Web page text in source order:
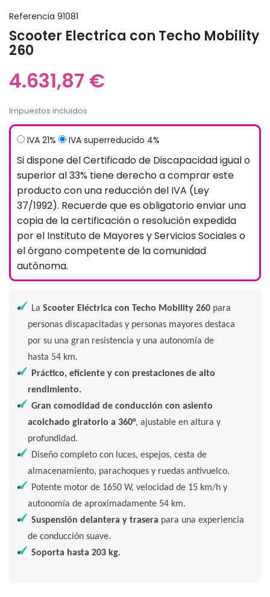
Referencia 91081
Scooter Electrica con Techo Mobility
260
4.631,87 €
Impuestos incluidos
IVA 21% IVA superreducido 4%
Si dispone del Certificado de Discapacidad igual o
superior al 33% tiene derecho a comprar este
producto con una reducción del IVA (Ley
37/1992). Recuerde que es obligatorio enviar una
copia de la certificación o resolución expedida
por el Instituto de Mayores y Servicios Sociales o
el órgano competente de la comunidad
autónoma.
LaScooter Eléctrica con Techo Mobility 260 para
personas discapacitadas y personas mayores destaca
por su una gran resistencia y una autonomía de
hasta 54 km.
Práctico, eficiente y con prestaciones de alto
rendimiento.
Gran comodidad de conducción con asiento
acolchado giratorio a 360°, ajustable en altura y
profundidad.
Diseño completo con luces, espejos, cesta de
almacenamiento, parachoques y ruedas antivuelco.
Potente motor de 1650 W, velocidad de 15 km/h y
autonomía de aproximadamente 54 km.
Suspensión delantera y trasera para una experiencia
de conducción suave.
Soporta hasta 203 kg.